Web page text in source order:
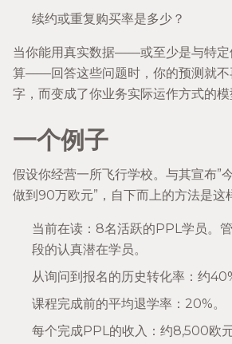
续约或重复购买率是多少？
当你能用真实数据——或至少是与特定
算——回答这些问题时，你的预测就不
字，而变成了你业务实际运作方式的模
一个例子
假设你经营一所飞行学校。与其宣布”
做到90万欧元”，自下而上的方法是这
当前在读：8名活跃的PPL学员。
段的认真潜在学员。
从询问到报名的历史转化率：约
课程完成前的平均退学率：20%。
每个完成PPL的收入：约8,500欧